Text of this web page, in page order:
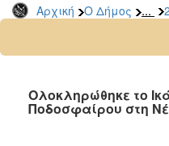
Αρχική Ο Δήμος ...
2026
2024
2022
Ολοκληρώθηκε το
Ποδοσφαίρου στη